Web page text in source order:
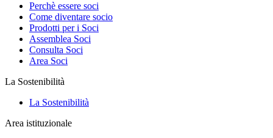
Perchè essere soci
Come diventare socio
Prodotti per i Soci
Assemblea Soci
Consulta Soci
Area Soci
La Sostenibilità
La Sostenibilità
Area istituzionale